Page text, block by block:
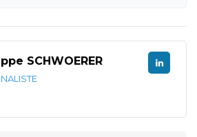
SCHWOERER